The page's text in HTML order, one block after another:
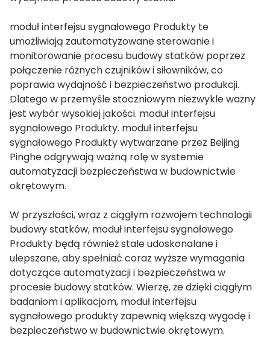
moduł interfejsu sygnałowego Produkty te
umożliwiają zautomatyzowane sterowanie i
monitorowanie procesu budowy statków poprzez
połączenie różnych czujników i siłowników, co
poprawia wydajność i bezpieczeństwo produkcji.
Dlatego w przemyśle stoczniowym niezwykle ważny
jest wybór wysokiej jakości. moduł interfejsu
sygnałowego Produkty. moduł interfejsu
sygnałowego Produkty wytwarzane przez Beijing
Pinghe odgrywają ważną rolę w systemie
automatyzacji bezpieczeństwa w budownictwie
okrętowym.
W przyszłości, wraz z ciągłym rozwojem technologii
budowy statków, moduł interfejsu sygnałowego
Produkty będą również stale udoskonalane i
ulepszane, aby spełniać coraz wyższe wymagania
dotyczące automatyzacji i bezpieczeństwa w
procesie budowy statków. Wierzę, że dzięki ciągłym
badaniom i aplikacjom, moduł interfejsu
sygnałowego produkty zapewnią większą wygodę i
bezpieczeństwo w budownictwie okrętowym.